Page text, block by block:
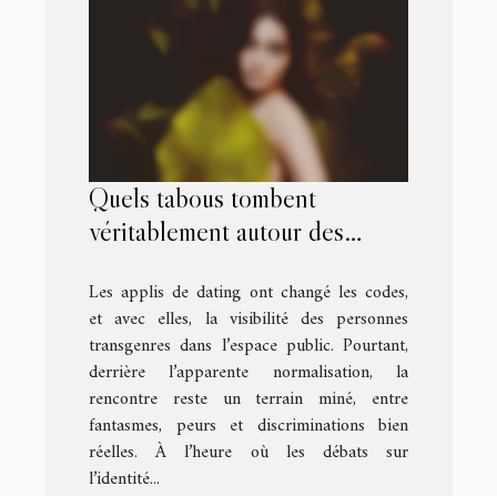
Quels tabous tombent
véritablement autour des
transgenres ?
Les applis de dating ont changé les codes,
et avec elles, la visibilité des personnes
transgenres dans l’espace public. Pourtant,
derrière l’apparente normalisation, la
rencontre reste un terrain miné, entre
fantasmes, peurs et discriminations bien
réelles. À l’heure où les débats sur
l’identité...